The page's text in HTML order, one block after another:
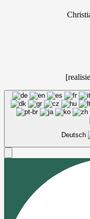
Deutsch